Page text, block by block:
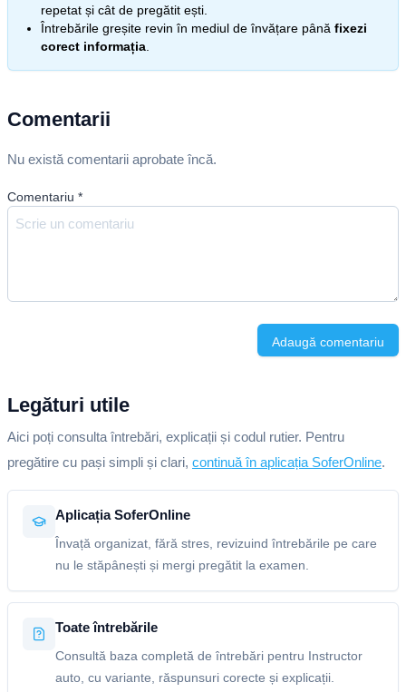
repetat și cât de pregătit ești.
Întrebările greșite revin în mediul de învățare până fixezi
corect informația
Comentarii
Nu există comentarii aprobate încă.
Comentariu *
Adaugă comentariu
Legături utile
Aici poți consulta întrebări, explicații și codul rutier. Pentru
pregătire cu pași simpli și clari, continuă în aplicația SoferOnline.
Aplicația SoferOnline
Învață organizat, fără stres, revizuind întrebările pe care
nu le stăpânești și mergi pregătit la examen.
Toate întrebările
Consultă baza completă de întrebări pentru Instructor
auto, cu variante, răspunsuri corecte și explicații.